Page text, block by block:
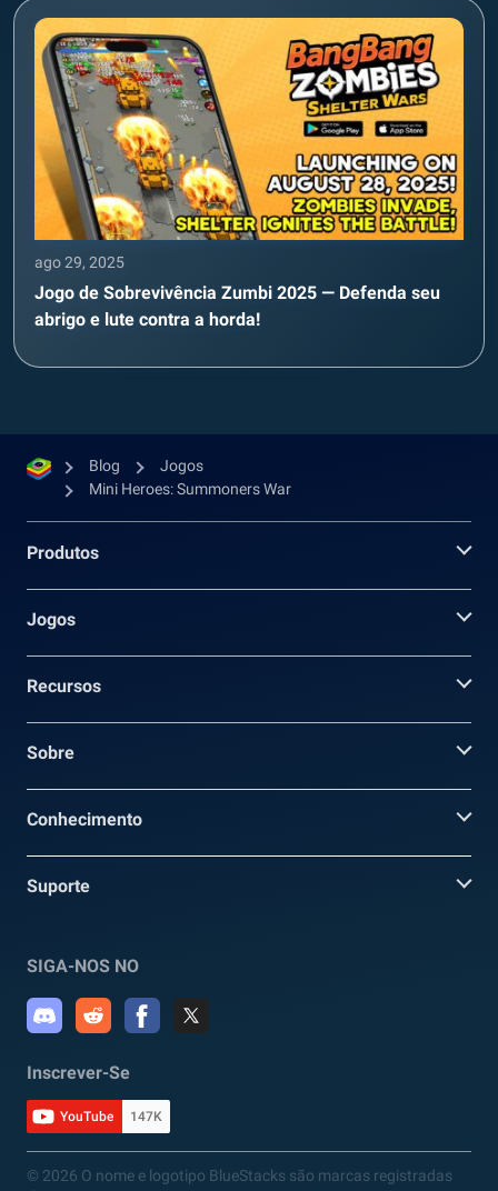
ago 29, 2025
Jogo de Sobrevivência Zumbi 2025 — Defenda seu
abrigo e lute contra a horda!
Blog
Jogos
Mini Heroes: Summoners War
Produtos
Jogos
Recursos
Sobre
Conhecimento
Suporte
SIGA-NOS NO
Inscrever-Se
YouTube 147K
© 2026 O nome e logotipo BlueStacks são marcas registradas